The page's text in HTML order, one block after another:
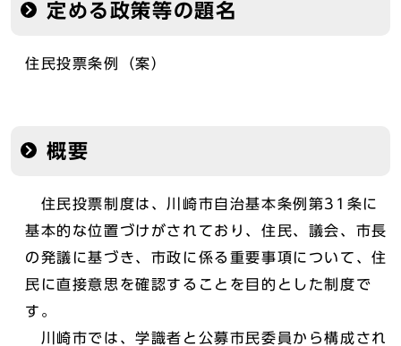
定める政策等の題名
住民投票条例（案）
概要
住民投票制度は、川崎市自治基本条例第31条に
基本的な位置づけがされており、住民、議会、市長
の発議に基づき、市政に係る重要事項について、住
民に直接意思を確認することを目的とした制度で
す。
川崎市では、学識者と公募市民委員から構成され